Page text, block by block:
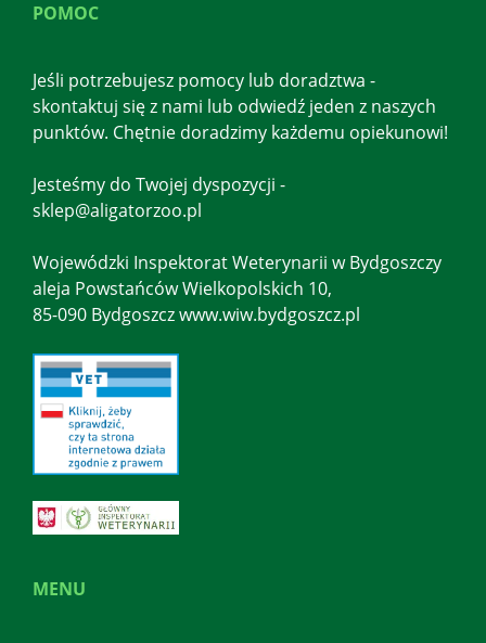
MENU
POMOC
Jeśli potrzebujesz pomocy lub doradztwa -
skontaktuj się z nami lub odwiedź jeden z naszych
punktów. Chętnie doradzimy każdemu opiekunowi!
Jesteśmy do Twojej dyspozycji -
sklep@aligatorzoo.pl
Wojewódzki Inspektorat Weterynarii w Bydgoszczy
aleja Powstańców Wielkopolskich 10,
85-090 Bydgoszcz www.wiw.bydgoszcz.pl